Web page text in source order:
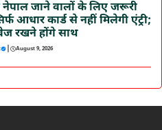
जाने वालों के लिए जरूरी
आधार कार्ड से नहीं मिलेगी एंट्री;
रखने होंगे साथ
| August 9, 2026